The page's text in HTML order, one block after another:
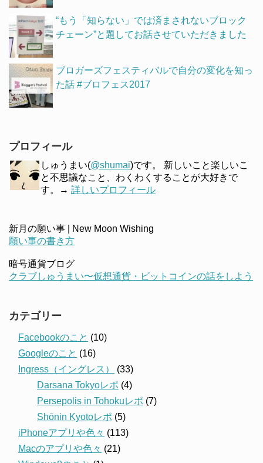
“もう「知らない」では済まされないブロック
チェーン”と題してお話させていただきました
ブロガーズフェスティバルで自分の変化を知っ
た話 #ブロフェス2017
プロフィール
しゅうまい(@shumai)です。 新しいこと楽しいこ
と不思議なこと、わくわくすることが大好きで
す。→ 詳しいプロフィール
新月の願い事 | New Moon Wishing
願い事の書き方
暗号通貨ブログ
クラブしゅうまい〜仮想通貨・ビットコインの話をしよう
カテゴリー
Facebookのこと (10)
Googleのこと (16)
Ingress（イングレス）
(33)
Darsana Tokyoレポ (4)
Persepolis in Tohokuレポ (7)
Shōnin Kyotoレポ (5)
iPhoneアプリや色々 (113)
Macのアプリや色々 (21)